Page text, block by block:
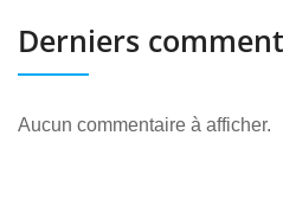
Derniers
Aucun commentaire à afficher.